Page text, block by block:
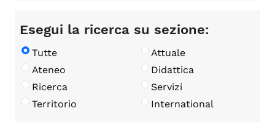
Esegui la ricerca su sezione:
Tutte
Attuale
Ateneo
Didattica
Ricerca
Servizi
Territorio
International